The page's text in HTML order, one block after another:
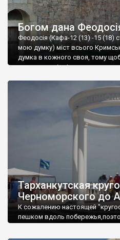
Богом дана
Феодосія (Кафа-12 (13) -15 (18)
мою думку) міст всього
думка в кожного своя, тому
запрошую відвідати це
Тарханкутская
Черноморского до
К сожалению настоящей
пешком вдоль